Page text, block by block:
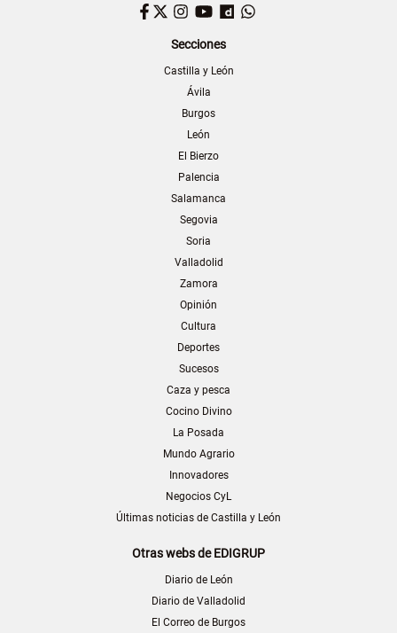
Facebook
TwitterInstagram
YouTubeDailymotion
Secciones
Castilla y León
Ávila
Burgos
León
El Bierzo
Palencia
Salamanca
Segovia
Soria
Valladolid
Zamora
Opinión
Cultura
Deportes
Sucesos
Caza y pesca
Cocino Divino
La Posada
Mundo Agrario
Innovadores
Negocios CyL
Últimas noticias de Castilla y León
Otras webs de EDIGRUP
Diario de León
Diario de Valladolid
El Correo de Burgos